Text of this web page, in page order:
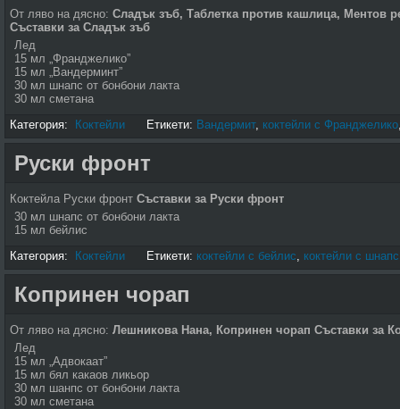
От ляво на дясно: Сладък зъб, Таблетка против кашлица, Ментов
Съставки за Сладък зъб
Лед
15 мл „Франджелико”
15 мл „Вандерминт”
30 мл шнапс от бонбони лакта
30 мл сметана
Категория:
Коктейли Етикети: Вандермит, коктейли с Франджелико
Руски фронт
Коктейла Руски фронт Съставки за Руски фронт
30 мл шнапс от бонбони лакта
15 мл бейлис
Категория:
Коктейли Етикети: коктейли с бейлис, коктейли с шнапс
Копринен чорап
От ляво на дясно: Лешникова Нана, Копринен чорап Съставки за
Лед
15 мл „Адвокаат”
15 мл бял какаов ликьор
30 мл шанпс от бонбони лакта
30 мл сметана